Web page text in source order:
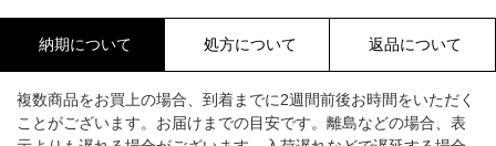
納期について 処方について 返品について
複数商品をお買上の場合、到着までに2週間前後お時間をいただく
ことがございます。お届けまでの目安です。離島などの場合、表